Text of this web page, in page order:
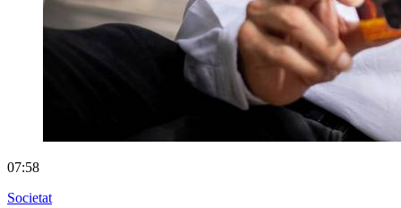
07:58
Societat